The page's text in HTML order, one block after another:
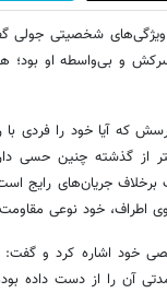
ویژگی‌های شخصیتی جولی
سرکش و بی‌واسطه او
که آیا خود را فردی با
از گذشته چنین حسی
برخلاف جریان‌های رایج
اطراف، خود نوعی
خود اشاره کرد و گفت:
آن را از دست داده